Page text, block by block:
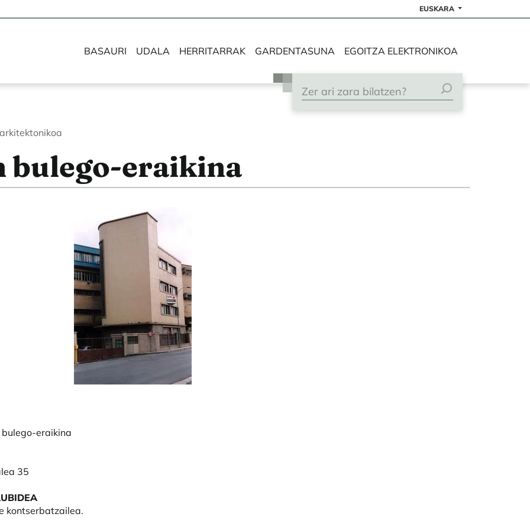
EUSKARA
BASAURI UDALA HERRITARRAK GARDENTASUNA EGOITZA ELEKTRONIKOA
bulego-eraikina
bulego-eraikina
35
kontserbatzailea.